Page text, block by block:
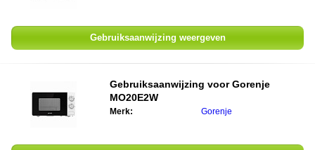
Gebruiksaanwijzing weergeven
Gebruiksaanwijzing voorGorenje
MO20E2W
Merk: Gorenje